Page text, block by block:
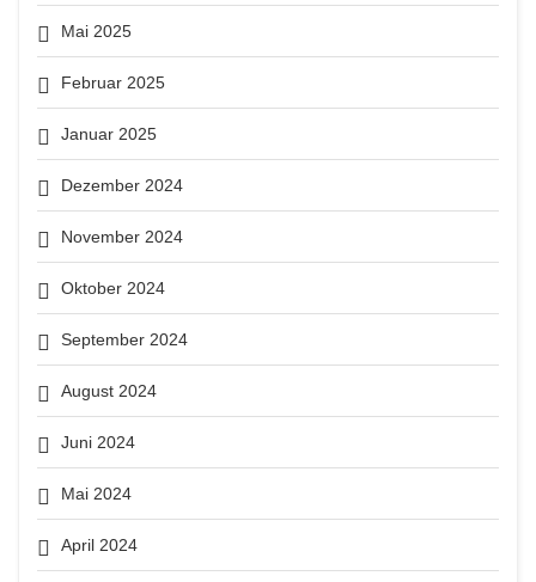
Mai 2025
Februar 2025
Januar 2025
Dezember 2024
November 2024
Oktober 2024
September 2024
August 2024
Juni 2024
Mai 2024
April 2024